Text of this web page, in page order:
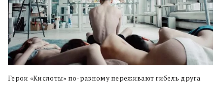
Герои «Кислоты» по-разному переживают гибель друга